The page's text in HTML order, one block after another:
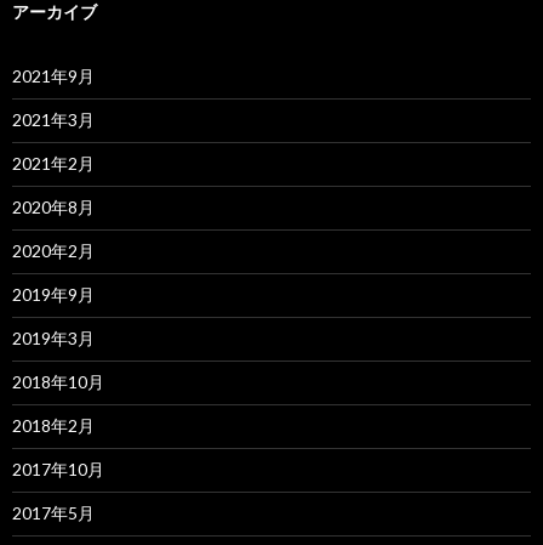
アーカイブ
2021年9月
2021年3月
2021年2月
2020年8月
2020年2月
2019年9月
2019年3月
2018年10月
2018年2月
2017年10月
2017年5月